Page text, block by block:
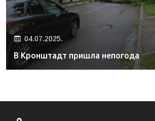
04.07.2025.
В Кронштадт пришла непогода